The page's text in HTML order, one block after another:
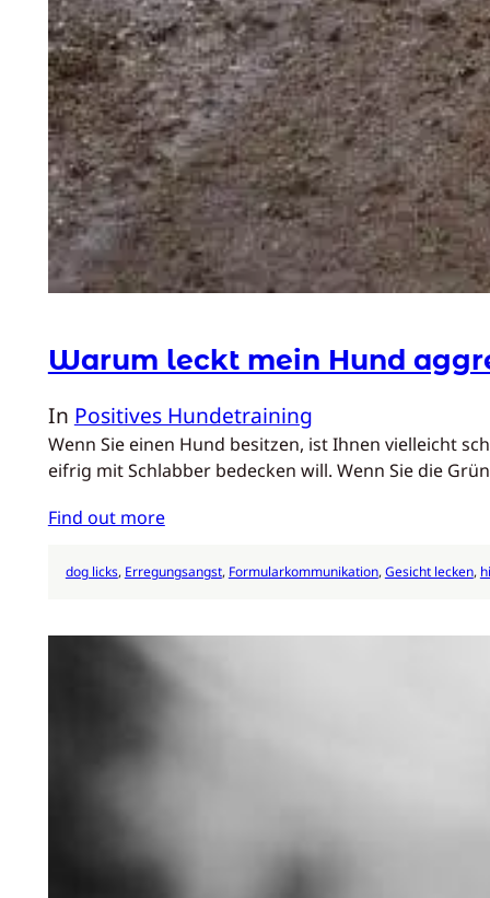
Warum leckt mein Hund
In Positives Hundetraining
Wenn Sie einen Hund besitzen, ist Ihnen vielleicht
eifrig mit Schlabber bedecken will. Wenn Sie die
Find out more
dog licks, Erregungsangst, Formularkommunikation, Gesicht lecken,